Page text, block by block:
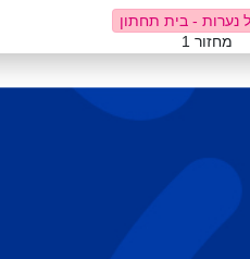
נערות - בית תחתון
מחזור 1